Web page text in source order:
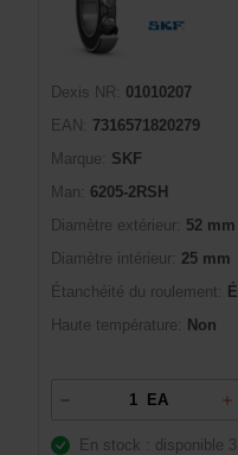
Dexis NR:
01010207
EAN:
7316571820279
Marque:
SKF
Man:
6205-2RSH
Diamètre extérieur: 52 mm
Diamètre intérieur: 25 mm
Étanchéité du roulement:
Haute température:
Non
EA
En stock : disponible